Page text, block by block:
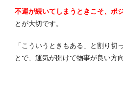
不運が続いてしまうときこそ、ポ
とが大切です。
「こういうときもある」と割り切
とで、運気が開けて物事が良い方